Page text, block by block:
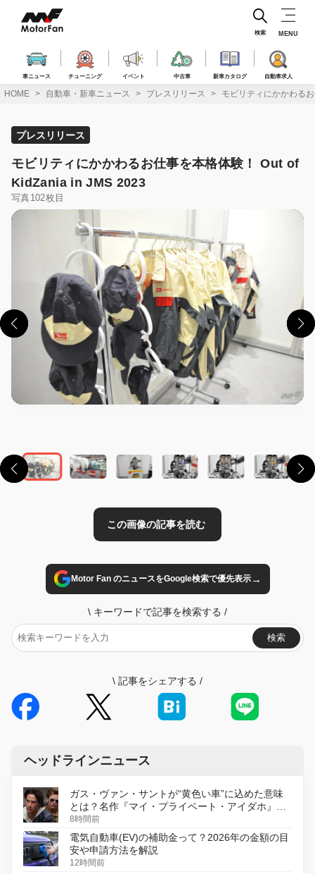
ス
車ニュース チューニング イベント 中古車 新車カタログ 自動車求人
検索 MENU
HOME 自動車・新車ニュース プレスリリース モビリティにかかわる
プレスリリース
モビリティにかかわるお仕事を本格体験！ Out of
KidZania in JMS 2023
写真102枚目
Motor Fan のニュースをGoogle検索で優先表示→
\ キーワードで記事を検索する /
検索
\ 記事をシェアする /
ヘッドラインニュース
ガス・ヴァン・サントが“黄色い車”に込めた意味
とは？名作『マイ・プライベート・アイダホ』が
初のデジタルリマスター版で復活
8時間前
電気自動車(EV)の補助金って？2026年の金額の目
安や申請方法を解説
12時間前